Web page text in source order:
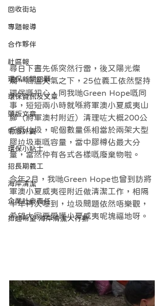
回收街站
專題報導
合作夥伴
社區報
環保新聞回顧
環保資訊及文章
頭版文章
零廢外賣
環保小貼士
招長期義工
海岸清潔
企業社會責任
拾起希望 海岸清潔大行動
尋日下晝先係突然行雷，後又陽光燦
爛，高溫天氣之下，25位義工依然堅持
環保嘅初心，同我哋Green Hope嘅同
事，短短兩小時就喺將軍澳小夏威夷山
腳（將軍澳村附近）清理咗大概200公
斤嘅垃圾，呢個數量係相當於兩架大型
膠垃圾車嘅容量，當中膠樽佔最大分
量，當然仲有各式各樣嘅廢棄物啦。
今年2月，我哋Green Hope也曾到訪將
軍澳小夏威夷徑附近做清潔工作，相隔
半年再次嚟到，垃圾問題依然唔樂觀，
希望大家要愛護小夏威夷呢塊福地呀。